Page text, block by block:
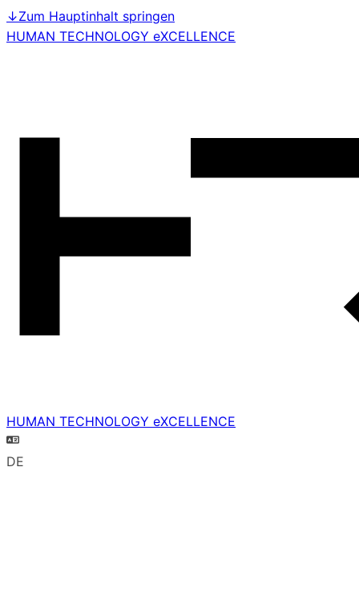
↓Zum Hauptinhalt springen
HUMAN TECHNOLOGY eXCELLENCE
HUMAN TECHNOLOGY eXCELLENCE
DE